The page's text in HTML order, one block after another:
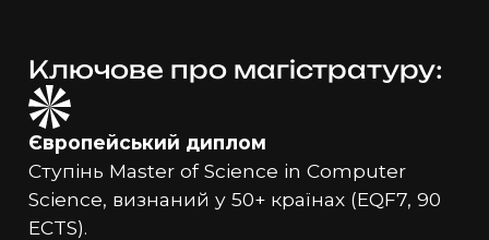
Ключове про магістратуру:
Європейський диплом
Ступінь Master of Science in Computer
Science, визнаний у 50+ країнах (EQF7, 90
ECTS).